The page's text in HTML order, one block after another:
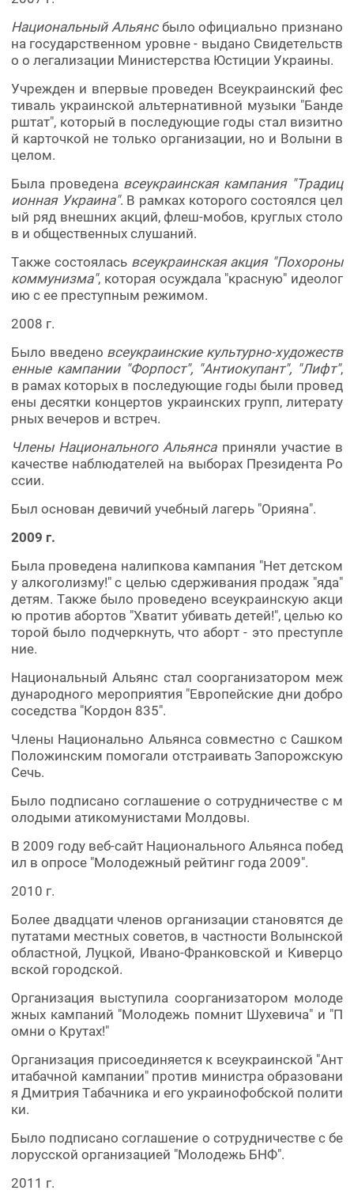
Национальный Альянсбыло официально признано
на государственном уровне - выдано Свидетельств
о о легализации Министерства Юстиции Украины.
Учрежден и впервые проведен Всеукраинский фес
тиваль украинской альтернативной музыки "Банде
рштат", который в последующие годы стал визитно
й карточкой не только организации, но и Волыни в
целом.
Была проведена всеукраинская кампания "Традиц
ионная Украина". В рамках которого состоялся цел
ый ряд внешних акций, флеш-мобов, круглых столо
в и общественных слушаний.
Также состоялась всеукраинская акция "Похороны
коммунизма", которая осуждала "красную" идеолог
ию с ее преступным режимом.
2008 г.
Было введено всеукраинские культурно-художеств
енные кампании "Форпост", "Антиокупант", "Лифт",
в рамах которых в последующие годы были провед
ены десятки концертов украинских групп, литерату
рных вечеров и встреч.
Члены Национального Альянсаприняли участие в
качестве наблюдателей на выборах Президента Ро
ссии.
Был основан девичий учебный лагерь "Орияна".
2009 г.
Была проведена налипкова кампания "Нет детском
у алкоголизму!" с целью сдерживания продаж "яда"
детям. Также было проведено всеукраинскую акци
ю против абортов "Хватит убивать детей!", целью ко
торой было подчеркнуть, что аборт - это преступле
ние.
Национальный Альянс стал соорганизатором меж
дународного мероприятия "Европейские дни добро
соседства "Кордон 835".
Члены Национально Альянса совместно с Сашком
Положинским помогали отстраивать Запорожскую
Сечь.
Было подписано соглашение о сотрудничестве с м
олодыми атикомунистами Молдовы.
В 2009 году веб-сайт Национального Альянса побед
ил в опросе "Молодежный рейтинг года 2009".
2010 г.
Более двадцати членов организации становятся де
путатами местных советов, в частности Волынской
областной, Луцкой, Ивано-Франковской и Киверцо
вской городской.
Организация выступила соорганизатором молоде
жных кампаний "Молодежь помнит Шухевича" и "П
омни о Крутах!"
Организация присоединяется к всеукраинской "Ант
итабачной кампании" против министра образовани
я Дмитрия Табачника и его украинофобской полити
ки.
Было подписано соглашение о сотрудничестве с бе
лорусской организацией "Молодежь БНФ".
2011 г.